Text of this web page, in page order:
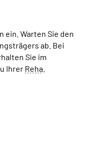
ein. Warten Sie den
ab. Bei
Sie im
Ihrer Reha